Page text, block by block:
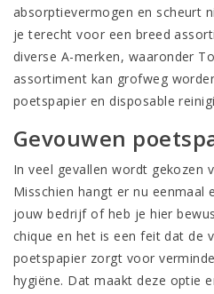
absorptievermogen en scheurt
je terecht voor een breed
diverse A-merken, waaronder
assortiment kan grofweg
poetspapier en disposable
Gevouwen
In veel gevallen wordt gekozen
Misschien hangt er nu eenmaal
jouw bedrijf of heb je hier
chique en het is een feit dat de
poetspapier zorgt voor
hygiëne. Dat maakt deze optie